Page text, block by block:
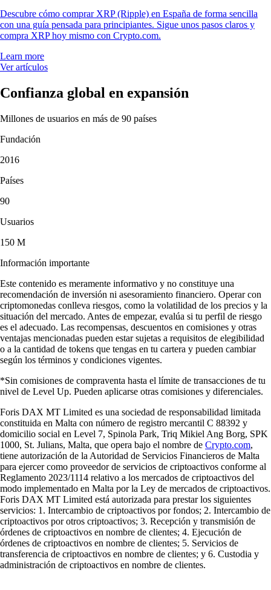
Descubre cómo comprar XRP (Ripple) en España de forma sencilla
con una guía pensada para principiantes. Sigue unos pasos claros y
compra XRP hoy mismo con Crypto.com.
Learn more
Ver artículos
Confianza global en expansión
Millones de usuarios en más de 90 países
Fundación
2016
Países
90
Usuarios
150 M
Información importante
Este contenido es meramente informativo y no constituye una
recomendación de inversión ni asesoramiento financiero. Operar con
criptomonedas conlleva riesgos, como la volatilidad de los precios y la
situación del mercado. Antes de empezar, evalúa si tu perfil de riesgo
es el adecuado. Las recompensas, descuentos en comisiones y otras
ventajas mencionadas pueden estar sujetas a requisitos de elegibilidad
o a la cantidad de tokens que tengas en tu cartera y pueden cambiar
según los términos y condiciones vigentes.
*Sin comisiones de compraventa hasta el límite de transacciones de tu
nivel de Level Up. Pueden aplicarse otras comisiones y diferenciales.
Foris DAX MT Limited es una sociedad de responsabilidad limitada
constituida en Malta con número de registro mercantil C 88392 y
domicilio social en Level 7, Spinola Park, Triq Mikiel Ang Borg, SPK
1000, St. Julians, Malta, que opera bajo el nombre de Crypto.com,
tiene autorización de la Autoridad de Servicios Financieros de Malta
para ejercer como proveedor de servicios de criptoactivos conforme al
Reglamento 2023/1114 relativo a los mercados de criptoactivos del
modo implementado en Malta por la Ley de mercados de criptoactivos.
Foris DAX MT Limited está autorizada para prestar los siguientes
servicios: 1. Intercambio de criptoactivos por fondos; 2. Intercambio de
criptoactivos por otros criptoactivos; 3. Recepción y transmisión de
órdenes de criptoactivos en nombre de clientes; 4. Ejecución de
órdenes de criptoactivos en nombre de clientes; 5. Servicios de
transferencia de criptoactivos en nombre de clientes; y 6. Custodia y
administración de criptoactivos en nombre de clientes.